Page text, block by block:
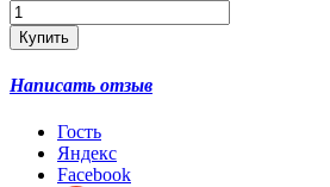
Написать отзыв
Гость
Яндекс
Facebook